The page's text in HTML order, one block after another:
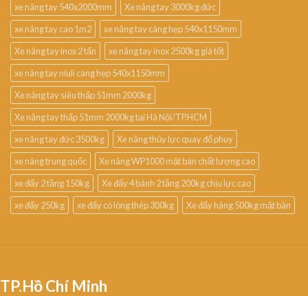
xe nâng tay 540x2000mm
Xe nâng tay 3000kg đức
xe nâng tay cao 1m2
xe nâng tay càng hẹp 540x1150mm
Xe nâng tay inox 2 tấn
xe nâng tay inox 2500kg giá tốt
xe nâng tay niuli càng hẹp 540x1150mm
Xe nâng tay siêu thấp 51mm 2000kg
Xe nâng tay thấp 51mm 2000kg tại Hà Nội/TP.HCM
xe nâng tay đức 3500kg
Xe nâng thủy lực quay đổ phuy
xe nâng trung quốc
Xe nâng WP1000 mặt bàn chất lượng cao
xe đẩy 2 tầng 150kg
Xe đẩy 4 bánh 2 tầng 200kg chịu lực cao
xe đẩy 250kg
xe đẩy có lòng thép 300kg Xe đẩy hàng 500kg mặt bàn
TP.Hồ Chí Minh